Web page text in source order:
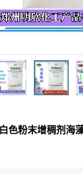
色粉末增稠剂海